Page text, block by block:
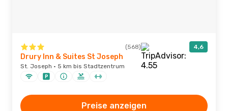
(568) 4,6
Drury Inn & Suites St Joseph
St. Joseph · 5 km bis Stadtzentrum
Preise anzeigen